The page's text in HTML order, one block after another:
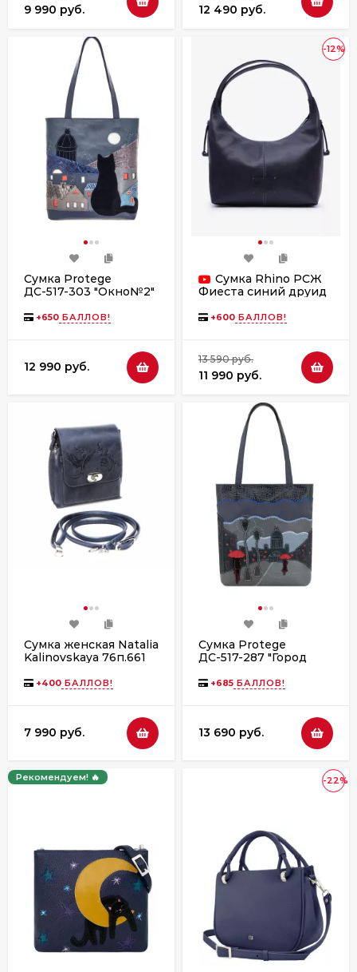
9 990 руб. 12 490 руб.
Сумка Protege
ДС-517-303 "Окно№2"
+650 БАЛЛОВ!
12 990 руб.
-12%
Сумка Rhino РСЖ
Фиеста синий друид
+600 БАЛЛОВ!
13 590 руб.
11 990 руб.
Сумка женская Natalia
Kalinovskaya 76п.661
+400 БАЛЛОВ!
7 990 руб.
Сумка Protege
ДС-517-287 "Город
+685 БАЛЛОВ!
13 690 руб.
Рекомендуем! 🔥 -22%